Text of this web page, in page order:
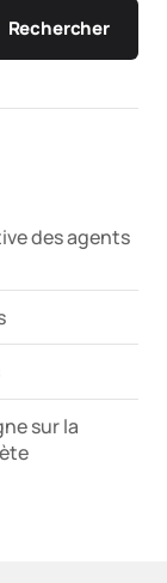
Rechercher
des agents
sur la